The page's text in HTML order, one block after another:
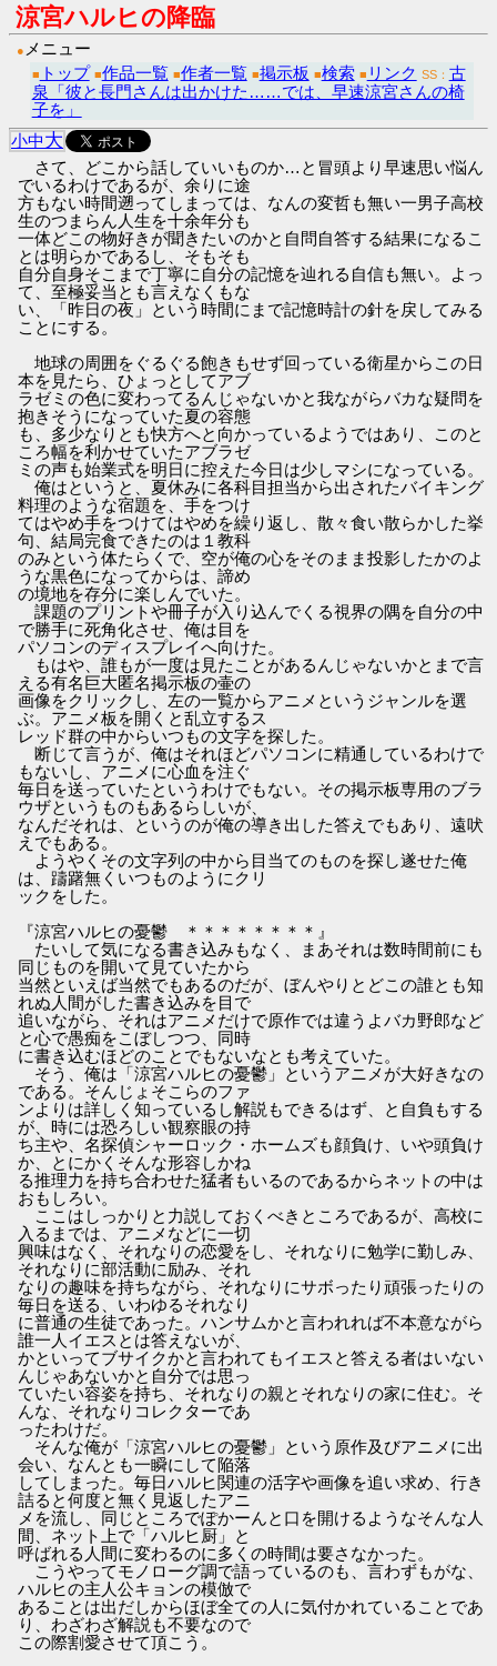
涼宮ハルヒの降臨
● メニュー
■ トップ ■作品一覧 ■作者一覧 ■掲示板 ■検索 ■ リンク SS： 古
泉「彼と長門さんは出かけた……では、早速涼宮さんの椅
子を」
小中大
さて、どこから話していいものか…と冒頭より早速思い悩ん
でいるわけであるが、余りに途
方もない時間遡ってしまっては、なんの変哲も無い一男子高校
生のつまらん人生を十余年分も
一体どこの物好きが聞きたいのかと自問自答する結果になるこ
とは明らかであるし、そもそも
自分自身そこまで丁寧に自分の記憶を辿れる自信も無い。よっ
て、至極妥当とも言えなくもな
い、「昨日の夜」という時間にまで記憶時計の針を戻してみる
ことにする。
地球の周囲をぐるぐる飽きもせず回っている衛星からこの日
本を見たら、ひょっとしてアブ
ラゼミの色に変わってるんじゃないかと我ながらバカな疑問を
抱きそうになっていた夏の容態
も、多少なりとも快方へと向かっているようではあり、このと
ころ幅を利かせていたアブラゼ
ミの声も始業式を明日に控えた今日は少しマシになっている。
俺はというと、夏休みに各科目担当から出されたバイキング
料理のような宿題を、手をつけ
てはやめ手をつけてはやめを繰り返し、散々食い散らかした挙
句、結局完食できたのは１教科
のみという体たらくで、空が俺の心をそのまま投影したかのよ
うな黒色になってからは、諦め
の境地を存分に楽しんでいた。
課題のプリントや冊子が入り込んでくる視界の隅を自分の中
で勝手に死角化させ、俺は目を
パソコンのディスプレイへ向けた。
もはや、誰もが一度は見たことがあるんじゃないかとまで言
える有名巨大匿名掲示板の壷の
画像をクリックし、左の一覧からアニメというジャンルを選
ぶ。アニメ板を開くと乱立するス
レッド群の中からいつもの文字を探した。
断じて言うが、俺はそれほどパソコンに精通しているわけで
もないし、アニメに心血を注ぐ
毎日を送っていたというわけでもない。その掲示板専用のブラ
ウザというものもあるらしいが、
なんだそれは、というのが俺の導き出した答えでもあり、遠吠
えでもある。
ようやくその文字列の中から目当てのものを探し遂せた俺
は、躊躇無くいつものようにクリ
ックをした。
『涼宮ハルヒの憂鬱 ＊＊＊＊＊＊＊＊』
たいして気になる書き込みもなく、まあそれは数時間前にも
同じものを開いて見ていたから
当然といえば当然でもあるのだが、ぼんやりとどこの誰とも知
れぬ人間がした書き込みを目で
追いながら、それはアニメだけで原作では違うよバカ野郎など
と心で愚痴をこぼしつつ、同時
に書き込むほどのことでもないなとも考えていた。
そう、俺は「涼宮ハルヒの憂鬱」というアニメが大好きなの
である。そんじょそこらのファ
ンよりは詳しく知っているし解説もできるはず、と自負もする
が、時には恐ろしい観察眼の持
ち主や、名探偵シャーロック・ホームズも顔負け、いや頭負け
か、とにかくそんな形容しかね
る推理力を持ち合わせた猛者もいるのであるからネットの中は
おもしろい。
ここはしっかりと力説しておくべきところであるが、高校に
入るまでは、アニメなどに一切
興味はなく、それなりの恋愛をし、それなりに勉学に勤しみ、
それなりに部活動に励み、それ
なりの趣味を持ちながら、それなりにサボったり頑張ったりの
毎日を送る、いわゆるそれなり
に普通の生徒であった。ハンサムかと言われれば不本意ながら
誰一人イエスとは答えないが、
かといってブサイクかと言われてもイエスと答える者はいない
んじゃあないかと自分では思っ
ていたい容姿を持ち、それなりの親とそれなりの家に住む。そ
んな、それなりコレクターであ
ったわけだ。
そんな俺が「涼宮ハルヒの憂鬱」という原作及びアニメに出
会い、なんとも一瞬にして陥落
してしまった。毎日ハルヒ関連の活字や画像を追い求め、行き
詰ると何度と無く見返したアニ
メを流し、同じところでぽかーんと口を開けるようなそんな人
間、ネット上で「ハルヒ厨」と
呼ばれる人間に変わるのに多くの時間は要さなかった。
こうやってモノローグ調で語っているのも、言わずもがな、
ハルヒの主人公キョンの模倣で
あることは出だしからほぼ全ての人に気付かれていることであ
り、わざわざ解説も不要なので
この際割愛させて頂こう。